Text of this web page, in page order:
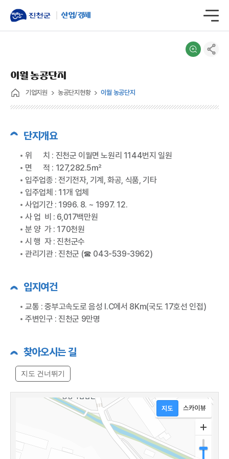
산업/경제
기업지원 농공단지현황 이월 농공단지
이월 농공단지
단지개요
위 치 : 진천군 이월면 노원리 1144번지 일원
면 적 : 127,282.5㎡
입주업종 : 전기전자, 기계, 화공, 식품, 기타
입주업체 : 11개 업체
사업기간 : 1996. 8. ~ 1997. 12.
사 업 비 : 6,017백만원
분 양 가 : 170천원
시 행 자 : 진천군수
관리기관 : 진천군 (☎ 043-539-3962)
입지여건
교통 : 중부고속도로 음성 I.C에서 8Km(국도 17호선 인접)
주변인구 : 진천군 9만명
찾아오시는 길
지도 건너뛰기